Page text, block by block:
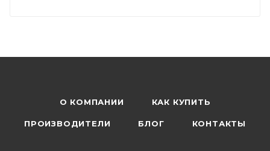
О КОМПАНИИ КАК КУПИТЬ
ПРОИЗВОДИТЕЛИ БЛОГ КОНТАКТЫ